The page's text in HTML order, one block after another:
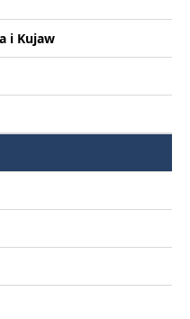
i Kujaw